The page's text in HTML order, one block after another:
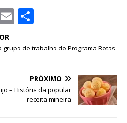
E
ai ar
grupo de trabalho do Programa Rotas
PRÓXIMO
– História da popular
receita mineira